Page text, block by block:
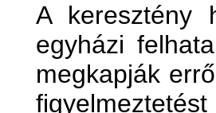
A keresztény
egyházi
megkapják